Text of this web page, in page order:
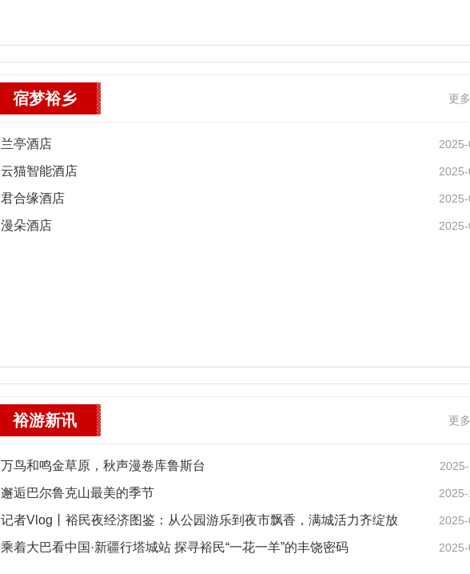
更多
宿梦裕乡
兰亭酒店
云猫智能酒店
君合缘酒店
漫朵酒店
更多
裕游新讯
万鸟和鸣金草原，秋声漫卷库鲁斯台
邂逅巴尔鲁克山最美的季节
记者Vlog丨裕民夜经济图鉴：从公园游乐到夜市飘香，满城活力齐绽放
乘着大巴看中国·新疆行塔城站 探寻裕民“一花一羊”的丰饶密码